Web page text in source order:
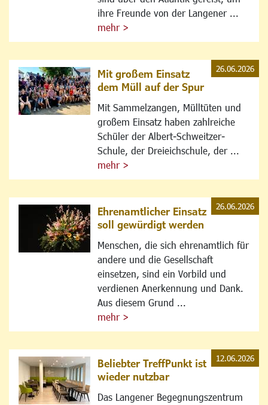
ihre Freunde von der Langener ...
mehr >
Mit großem Einsatz
dem Müll auf der Spur
Mit Sammelzangen, Mülltüten und
großem Einsatz haben zahlreiche
Schüler der Albert-Schweitzer-
Schule, der Dreieichschule, der ...
mehr >
26.06.2026
Ehrenamtlicher Einsatz
soll gewürdigt werden
Menschen, die sich ehrenamtlich für
andere und die Gesellschaft
einsetzen, sind ein Vorbild und
verdienen Anerkennung und Dank.
Aus diesem Grund ...
mehr >
26.06.2026
Beliebter TreffPunkt ist
wieder nutzbar
Das Langener Begegnungszentrum
12.06.2026